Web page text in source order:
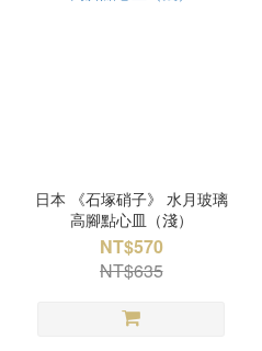
日本 《石塚硝子》 水月玻璃
高腳點心皿（淺）
NT$570
NT$635